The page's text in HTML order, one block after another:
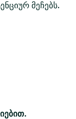
მეჩებს.